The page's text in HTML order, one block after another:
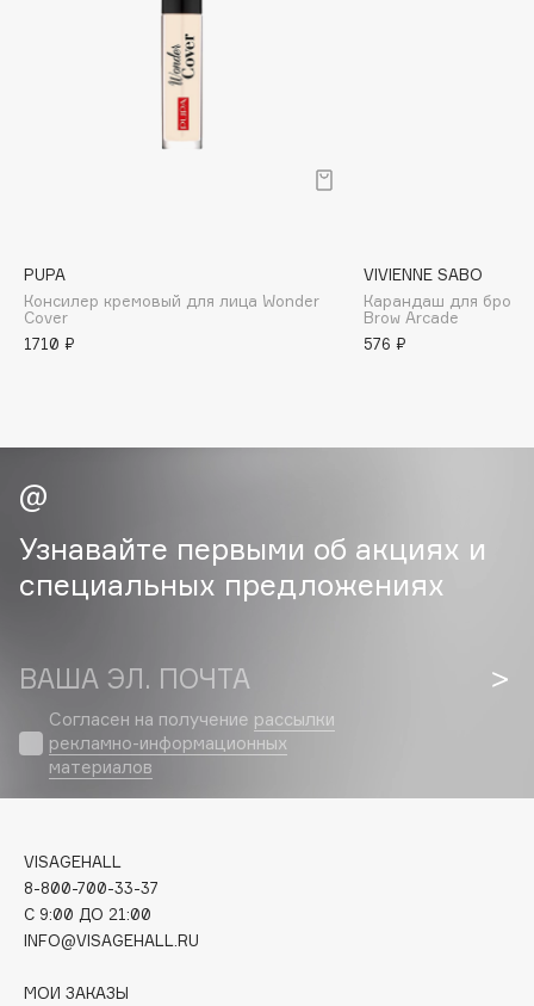
BORK
Brunello Cucinelli
Bvlgari
Cadence
Carmex
Carolina Herrera
Catrice
Celimax
Clarette
Clarins
Clarins Precious
НОВИНКА
Clinique
PUPA
Консилер кремовый для лица Wonder
Cover
1710 ₽
VIVIENNE SABO
Карандаш для
Brow Arcade
576 ₽
Узнавайте первыми об акциях и
специальных предложениях
ВАША ЭЛ. ПОЧТА
Согласен на получение рассылки
рекламно-информационных
материалов
VISAGEHALL
8-800-700-33-37
C 9:00 ДО 21:00
INFO@VISAGEHALL.RU
МОИ ЗАКАЗЫ